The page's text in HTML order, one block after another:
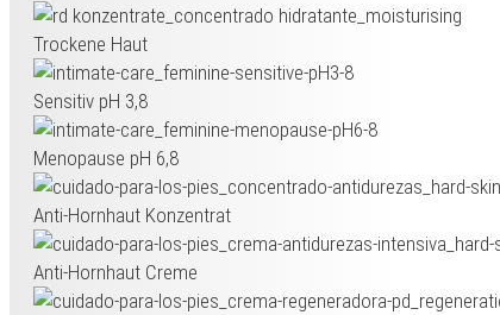
Trockene Haut
Sensitiv pH 3,8
Menopause pH 6,8
Anti-Hornhaut Konzentrat
Anti-Hornhaut Creme